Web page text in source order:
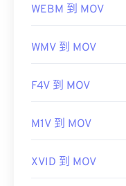
WEBM 到 MOV
WMV 到 MOV
F4V 到 MOV
M1V 到 MOV
XVID 到 MOV